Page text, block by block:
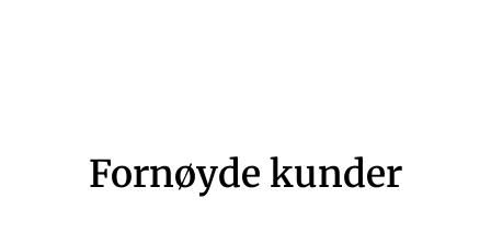
Fornøyde kunder